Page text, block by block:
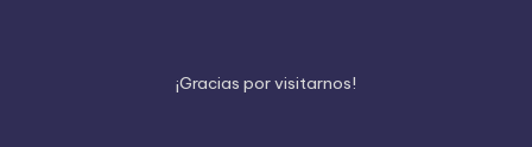
¡Gracias porvisitarnos!